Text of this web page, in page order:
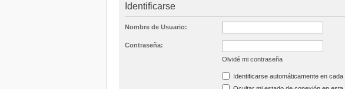
Identificarse
Nombre de Usuario:
Contraseña:
Olvidé mi contraseña
Identificarse automáticamente en cada